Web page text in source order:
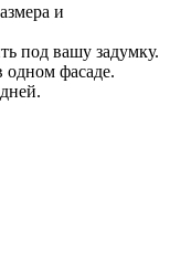
и
под вашу задумку.
одном фасаде.